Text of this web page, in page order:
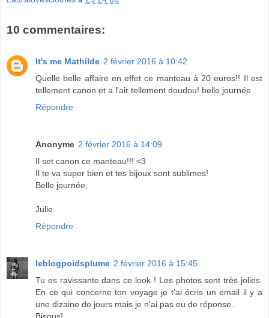
10 commentaires:
It's me Mathilde 2 février 2016 à 10:42
Quelle belle affaire en effet ce manteau à 20 euros!! Il est
tellement canon et a l'air tellement doudou! belle journée
Répondre
Anonyme 2 février 2016 à 14:09
Il set canon ce manteau!!! <3
Il te va super bien et tes bijoux sont sublimes!
Belle journée,
Julie
Répondre
leblogpoidsplume 2 février 2016 à 15:45
Tu es ravissante dans ce look ! Les photos sont très jolies.
En ce qui concerne ton voyage je t'ai écris un email il y a
une dizaine de jours mais je n'ai pas eu de réponse..
Bisous!